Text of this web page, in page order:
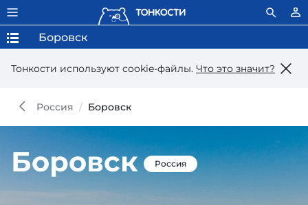
Тонкости используют сookie-файлы. Что это значит?
Боровск
Россия Боровск
Боровск Россия